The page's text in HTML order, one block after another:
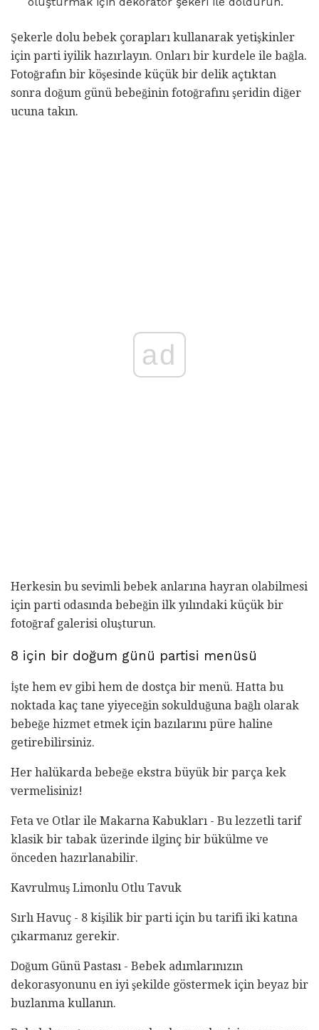
Şekerle dolu bebek çorapları kullanarak yetişkinler
için parti iyilik hazırlayın. Onları bir kurdele ile bağla.
Fotoğrafın bir köşesinde küçük bir delik açtıktan
sonra doğum günü bebeğinin fotoğrafını şeridin diğer
ucuna takın.
ad
Herkesin bu sevimli bebek anlarına hayran olabilmesi
için parti odasında bebeğin ilk yılındaki küçük bir
fotoğraf galerisi oluşturun.
8 için bir doğum günü partisi menüsü
İşte hem ev gibi hem de dostça bir menü. Hatta bu
noktada kaç tane yiyeceğin sokulduğuna bağlı olarak
bebeğe hizmet etmek için bazılarını püre haline
getirebilirsiniz.
Her halükarda bebeğe ekstra büyük bir parça kek
vermelisiniz!
Feta ve Otlar ile Makarna Kabukları - Bu lezzetli tarif
klasik bir tabak üzerinde ilginç bir bükülme ve
önceden hazırlanabilir.
Kavrulmuş Limonlu Otlu Tavuk
Sırlı Havuç - 8 kişilik bir parti için bu tarifi iki katına
çıkarmanız gerekir.
Doğum Günü Pastası - Bebek adımlarınızın
dekorasyonunu en iyi şekilde göstermek için beyaz bir
buzlanma kullanın.